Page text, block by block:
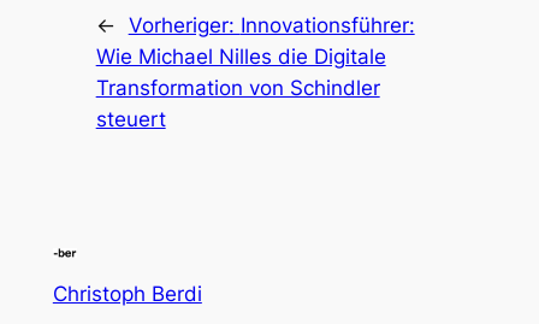
← Vorheriger: Innovationsführer:
Wie Michael Nilles die Digitale
Transformation von Schindler
steuert
Christoph Berdi